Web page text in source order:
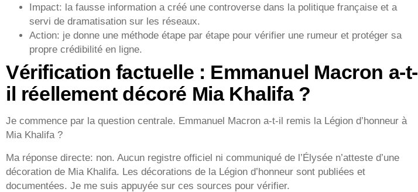
Impact: la fausse information a créé une controverse dans la politique française et a
servi de dramatisation sur les réseaux.
Action: je donne une méthode étape par étape pour vérifier une rumeur et protéger sa
propre crédibilité en ligne.
Vérification factuelle : Emmanuel Macron a-t-
il réellement décoré Mia Khalifa ?
Je commence par la question centrale. Emmanuel Macron a-t-il remis la Légion d’honneur à
Mia Khalifa ?
Ma réponse directe: non. Aucun registre officiel ni communiqué de l’Élysée n’atteste d’une
décoration de Mia Khalifa. Les décorations de la Légion d’honneur sont publiées et
documentées. Je me suis appuyée sur ces sources pour vérifier.